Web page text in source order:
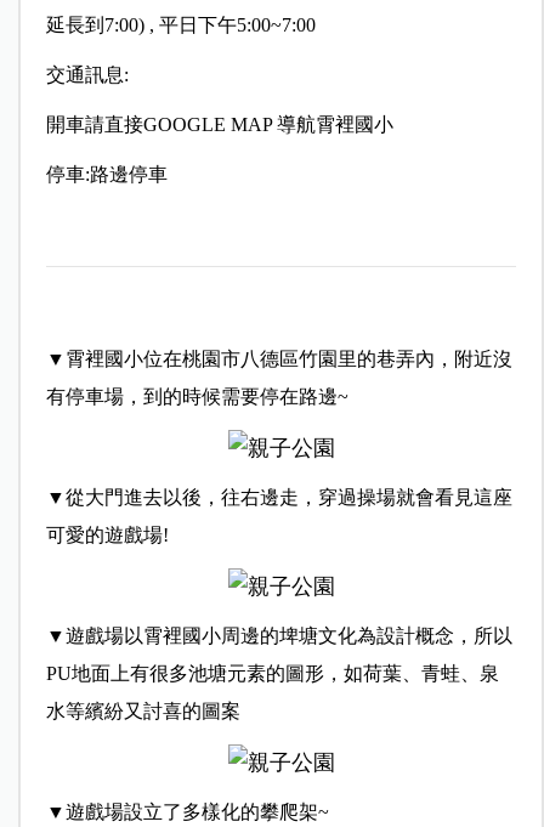
延長到7:00) , 平日下午5:00~7:00
交通訊息:
開車請直接GOOGLE MAP 導航霄裡國小
停車:路邊停車
▼霄裡國小位在桃園市八德區竹園里的巷弄內，附近沒
有停車場，到的時候需要停在路邊~
▼從大門進去以後，往右邊走，穿過操場就會看見這座
可愛的遊戲場!
▼遊戲場以霄裡國小周邊的埤塘文化為設計概念，所以
PU地面上有很多池塘元素的圖形，如荷葉、青蛙、泉
水等繽紛又討喜的圖案
▼遊戲場設立了多樣化的攀爬架~